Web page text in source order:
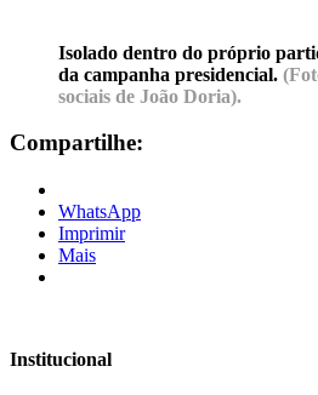
Isolado dentro do próprio
da campanha presidencial.
sociais de João Doria).
Compartilhe:
WhatsApp
Imprimir
Mais
Institucional